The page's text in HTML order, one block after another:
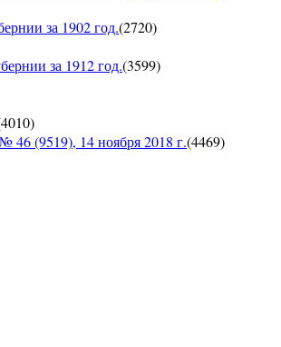
за 1902 год.(2720)
за 1912 год.(3599)
4010)
(9519), 14 ноября 2018 г.(4469)